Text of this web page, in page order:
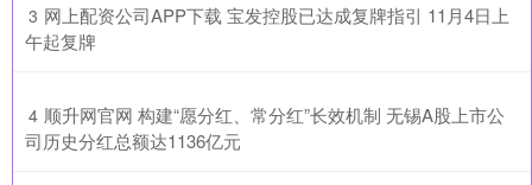
3 ​网上配资公司APP下载 宝发控股已达成复牌指引 11月4日上
午起复牌
4 ​顺升网官网 构建“愿分红、常分红”长效机制 无锡A股上市公
司历史分红总额达1136亿元